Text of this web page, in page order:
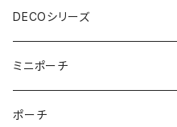
マルチポーチ
インテリア
レザーケース
ティッシュケース
ステーショナリー
ペンケース
ストラップ
おむつポーチ
ポケット付きおむつポーチ
おむつポーチ fit
おむつポーチ fit
ポケット付きおむつポーチ fit
ストローラーバッグ
ウェットティッシュケース
ショルダーバッグ
ファスナー付きショルダーバッグ
スマホショルダー
トートバッグ
トートバッグ
ジップトント
DECOシリーズ
ショルダーバッグ
アジャスターショルダーバッグ
トートバッグ
ミニポーチ
シカクポーチ
ポーチ